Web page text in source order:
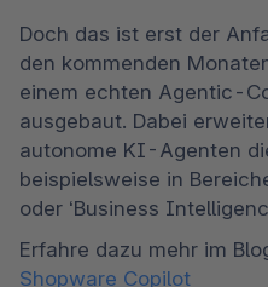
Doch das ist erst der
den kommenden
einem echten Agentic-
ausgebaut. Dabei
autonome KI-Agenten
beispielsweise in
oder ‘Business
Erfahre dazu mehr im
Shopware Copilot